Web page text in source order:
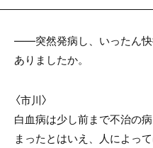
――突然発病し、いったん快
ありましたか。
〈市川〉
白血病は少し前まで不治の
まったとはいえ、人によっ